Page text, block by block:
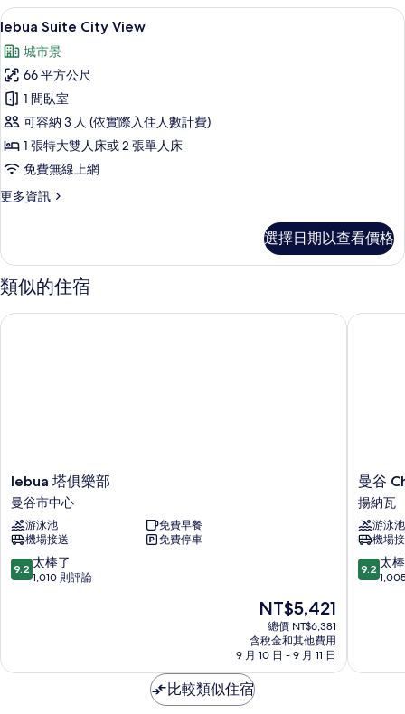
at
Sky
Bar
的
所
有
相
片
City
View
51st-
52nd
Floor
with
Drink
at
Sky
Bar
詳
顯
示
lebua
Suite
City
View
的
所
有
1 間臥室、埃及棉床單、高級寢具、客
7
lebua Suite City View
城市景
66 平方公尺
1 間臥室
可容納 3 人 (依實際入住人數計費)
1 張特大雙人床或 2 張單人床
免費無線上網
更多資訊
更
City
View
的
情
選擇日期以查看價格
類似的住宿
lebua
塔
俱
樂
部
曼
谷
lebua 塔俱樂部
曼谷市中心
游泳池
免費早餐
機場接送
免費停車
9.2
分，
棒
9.2 太棒了
1,010 則評論
現
在
價
格
為
NT$5,421
總價 NT$6,381
含稅金和其他費用
9 月 10 日 - 9 月 11 日
lebua 塔俱樂部
曼
谷
Sathon
飯
店
揚
曼谷
揚納瓦
游泳池
機場
9.2
分，
棒
9.2 太
曼谷
比較類似住宿